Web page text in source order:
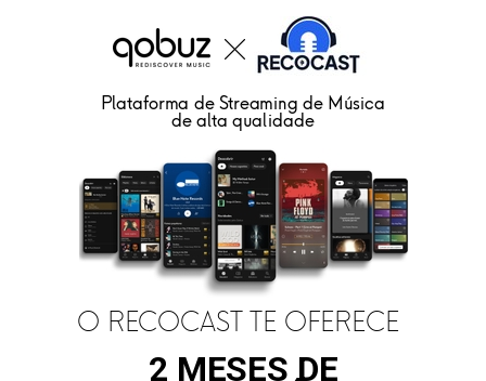
2 MESES DE
O RECOCAST TE OFERECE
Plataforma de Streaming de Música
de alta qualidade